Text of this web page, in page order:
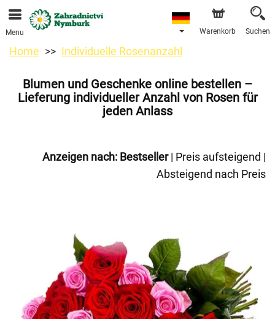
Bestellungen über unseren Onlineshop nehmen wir gerne
entgegen. Der frühestmögliche Liefertermin ist ab dem
11.08.2026 aufgrund von Betriebsurlaub.
Menu Warenkorb Suchen
Home Individuelle Rosenanzahl
Blumen und Geschenke online bestellen –
Lieferung individueller Anzahl von Rosen für
jeden Anlass
Anzeigen nach: Bestseller| Preis aufsteigend |
Absteigend nach Preis